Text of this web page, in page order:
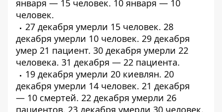
января — 15 человек. 10 января — 10
человек.
27 декабря умерли 15 человек. 28
декабря умерли 10 человек. 29 декабря
умер 21 пациент. 30 декабря умерли 22
человека. 31 декабря — 22 пациента.
19 декабря умерли 20 киевлян. 20
декабря умерли 14 человек. 21 декабря
— 10 смертей. 22 декабря умерли 26